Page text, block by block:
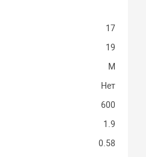
17
19
M
Нет
600
1.9
0.58